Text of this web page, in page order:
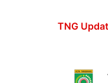
TNG